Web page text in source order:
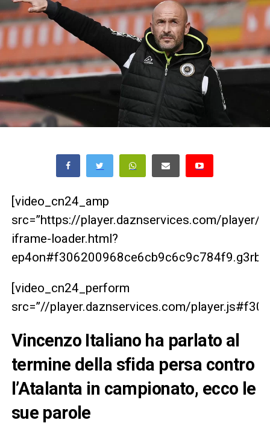
[video_cn24_amp
src=”https://player.daznservices.com/player/
iframe-loader.html?
[video_cn24_perform
src=”//player.daznservices.com/
Vincenzo Italiano ha parlato al
termine della sfida persa contro
l’Atalanta in campionato, ecco le
sue parole